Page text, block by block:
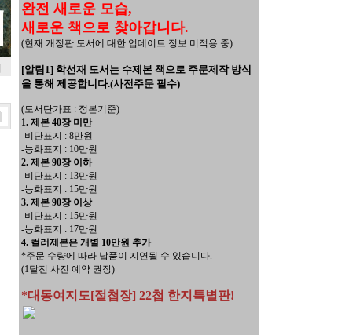
완전 새로운 모습,
새로운 책으로 찾아갑니다.
(현재 개정판 도서에 대한 업데이트 정보 미적용 중)
[알림1] 학선재 도서는 수제본 책으로 주문제작 방식
을 통해 제공합니다.(사전주문 필수)
(도서단가표 : 정본기준)
1. 제본 40장 미만
-비단표지 : 8만원
-능화표지 : 10만원
2. 제본 90장 이하
-비단표지 : 13만원
-능화표지 : 15만원
3. 제본 90장 이상
-비단표지 : 15만원
-능화표지 : 17만원
4. 컬러제본은 개별 10만원 추가
*주문 수량에 따라 납품이 지연될 수 있습니다.
(1달전 사전 예약 권장)
*대동여지도[절첩장] 22첩 한지특별판!